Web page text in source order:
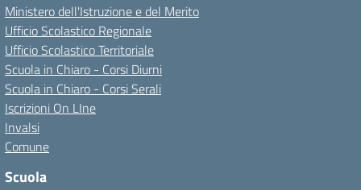
Ministero dell'Istruzione e del Merito
Ufficio Scolastico Regionale
Ufficio Scolastico Territoriale
Scuola in Chiaro - Corsi Diurni
Scuola in Chiaro - Corsi Serali
Iscrizioni On LIne
Invalsi
Comune
Scuola